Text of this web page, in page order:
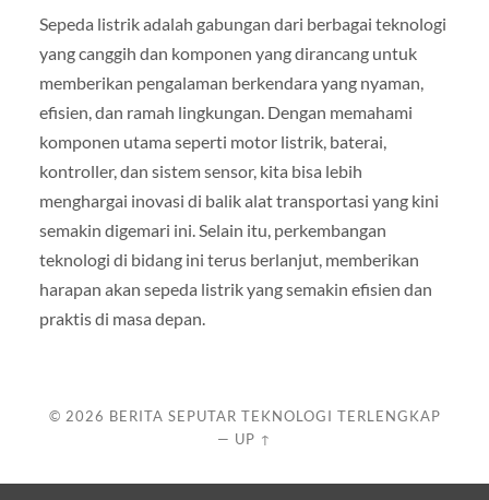
Sepeda listrik adalah gabungan dari berbagai teknologi
yang canggih dan komponen yang dirancang untuk
memberikan pengalaman berkendara yang nyaman,
efisien, dan ramah lingkungan. Dengan memahami
komponen utama seperti motor listrik, baterai,
kontroller, dan sistem sensor, kita bisa lebih
menghargai inovasi di balik alat transportasi yang kini
semakin digemari ini. Selain itu, perkembangan
teknologi di bidang ini terus berlanjut, memberikan
harapan akan sepeda listrik yang semakin efisien dan
praktis di masa depan.
© 2026 BERITA SEPUTAR TEKNOLOGI TERLENGKAP
— UP ↑